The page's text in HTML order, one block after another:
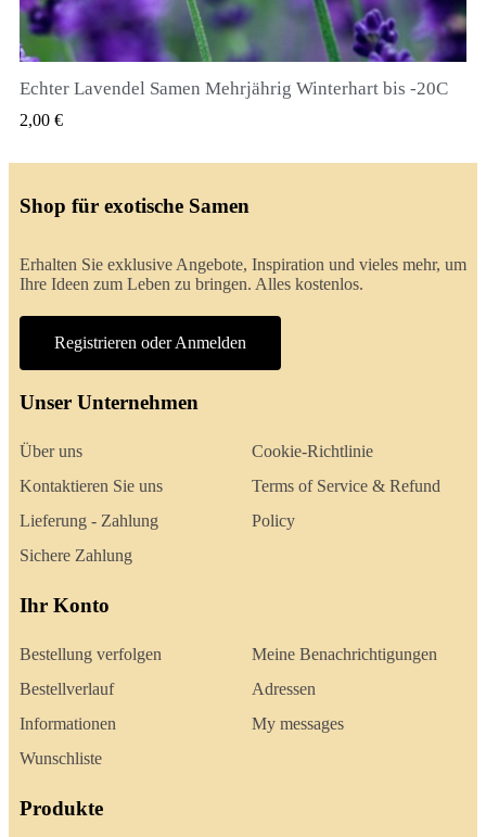
QUICK VIEW
Echter Lavendel Samen Mehrjährig Winterhart bis -20C
2,00 €
Shop für exotische Samen
Erhalten Sie exklusive Angebote, Inspiration und vieles mehr, um
Ihre Ideen zum Leben zu bringen. Alles kostenlos.
Registrieren oder Anmelden
Unser Unternehmen
Über uns
Kontaktieren Sie uns
Lieferung - Zahlung
Sichere Zahlung
Cookie-Richtlinie
Terms of Service & Refund
Policy
Ihr Konto
Bestellung verfolgen
Bestellverlauf
Informationen
Wunschliste
Meine Benachrichtigungen
Adressen
My messages
Produkte